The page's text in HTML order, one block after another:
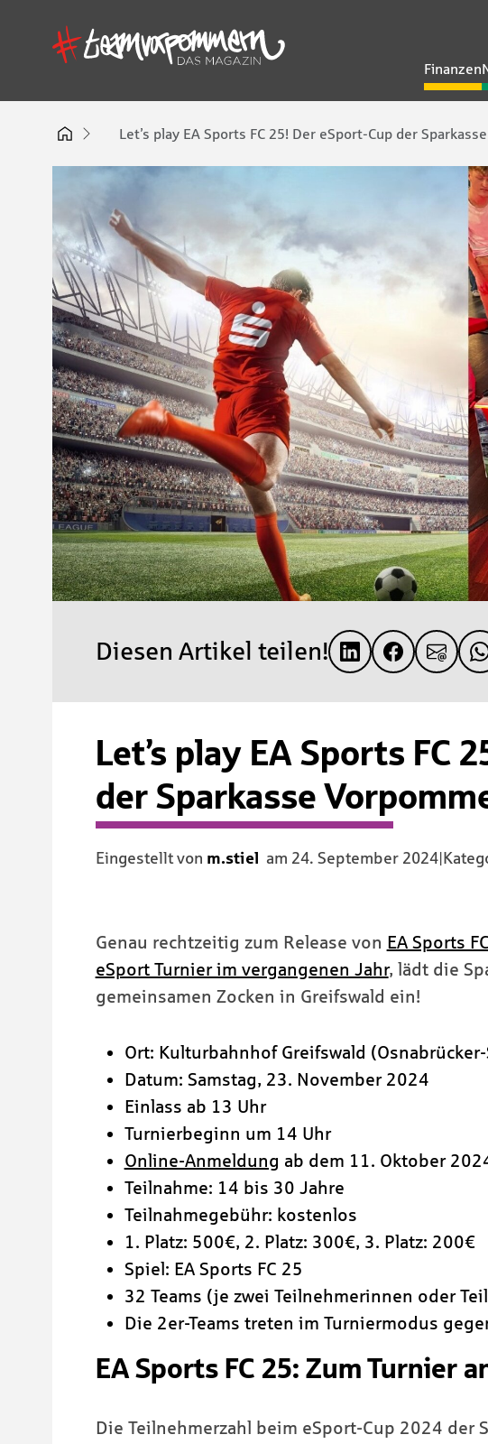
Finanzen
Let’s play EA Sports FC 25! Der eSport-Cup der
Diesen Artikel teilen!
Let’s play EA Sports FC
der Sparkasse
Eingestellt von m.stiel am 24. September 2024|
Genau rechtzeitig zum Release von EA Sports
eSport Turnier im vergangenen Jahr, lädt die
gemeinsamen Zocken in Greifswald ein!
Ort: Kulturbahnhof Greifswald
Datum: Samstag, 23. November 2024
Einlass ab 13 Uhr
Turnierbeginn um 14 Uhr
Online-Anmeldung ab dem 11. Oktober
Teilnahme: 14 bis 30 Jahre
Teilnahmegebühr: kostenlos
1. Platz: 500€, 2. Platz: 300€, 3. Platz: 200€
Spiel: EA Sports FC 25
32 Teams (je zwei Teilnehmerinnen oder
Die 2er-Teams treten im Turniermodus
EA Sports FC 25: Zum Turnier
Die Teilnehmerzahl beim eSport-Cup 2024 der